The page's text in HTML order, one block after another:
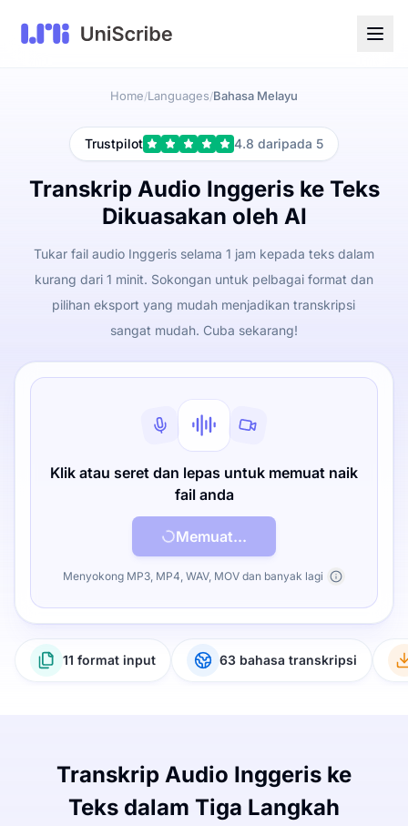
Home/Languages/Bahasa Melayu
Trustpilot 4.8 daripada 5
Transkrip Audio Inggeris ke Teks
Dikuasakan oleh AI
Tukar fail audio Inggeris selama 1 jam kepada teks dalam
kurang dari 1 minit. Sokongan untuk pelbagai format dan
pilihan eksport yang mudah menjadikan transkripsi
sangat mudah. Cuba sekarang!
Klik atau seret dan lepas untuk memuat naik
fail anda
Memuat...
Menyokong MP3, MP4, WAV, MOV dan banyak lagi
11 format input 63 bahasa transkripsi
Transkrip Audio Inggeris ke
Teks dalam Tiga Langkah